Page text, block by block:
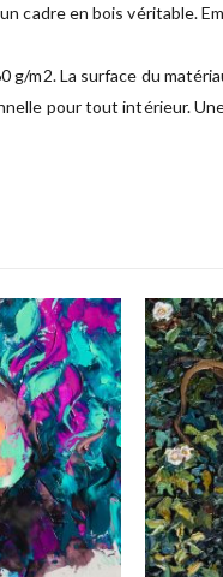
en bois véritable.
g/m2. La surface du
pour tout intérieur.